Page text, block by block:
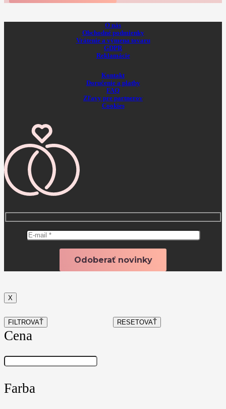
O nás
Obchodné podmienky
Vrátenie a výmena tovaru
GDPR
Reklamácie
Kontakt
Doručenie a platby
FAQ
Zľavy pre partnerov
Cookies
X
FILTROVAŤ RESETOVAŤ
Cena
Farba